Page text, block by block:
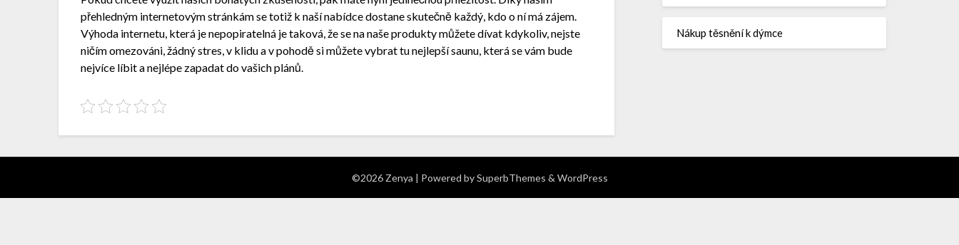
přehledným internetovým stránkám se totiž k naší nabídce dostane skutečně každý, kdo o ní má zájem.
Výhoda internetu, která je nepopiratelná je taková, že se na naše produkty můžete dívat kdykoliv, nejste
ničím omezováni, žádný stres, v klidu a v pohodě si můžete vybrat tu nejlepší saunu, která se vám bude
nejvíce líbit a nejlépe zapadat do vašich plánů.
Nákup těsnění k dýmce
©2026 Zenya | Powered bySuperbThemes & WordPress